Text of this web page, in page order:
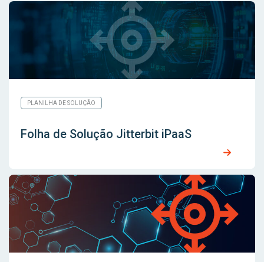
PLANILHA DE SOLUÇÃO
Folha de Solução Jitterbit iPaaS